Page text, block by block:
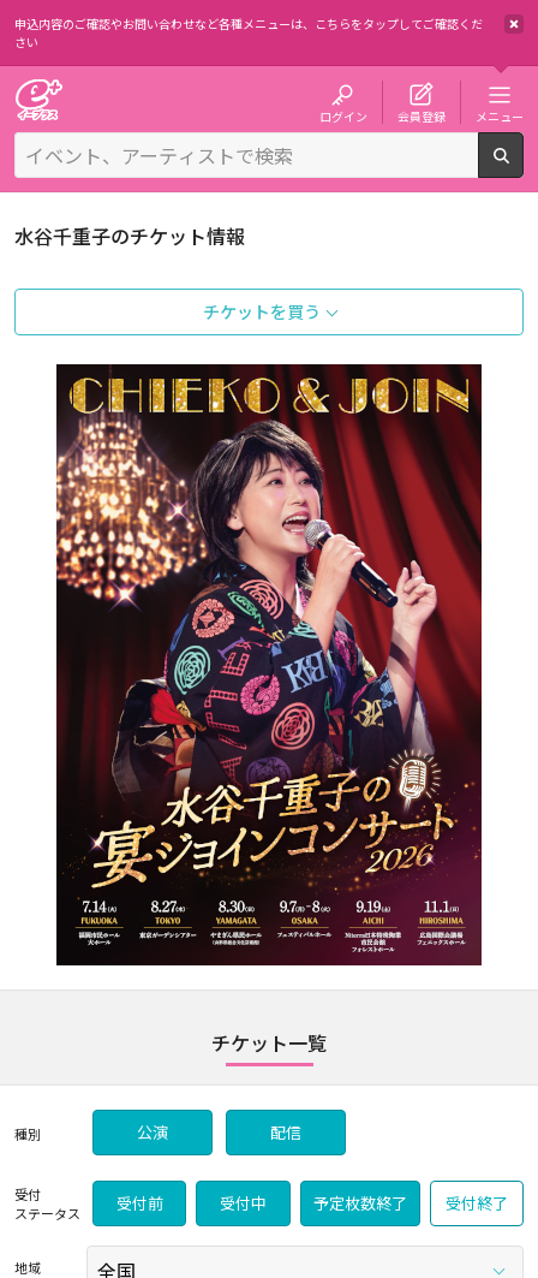
申込内容のご確認やお問い合わせなど各種メニューは、 こちらをタップしてご確認くだ
さい
ログイン 会員登録 メニュー
水谷千重子のチケット情報
チケットを買う
チケット一覧
種別 公演 配信
受付
ステータス
受付前 受付中 予定枚数終了 受付終了
地域